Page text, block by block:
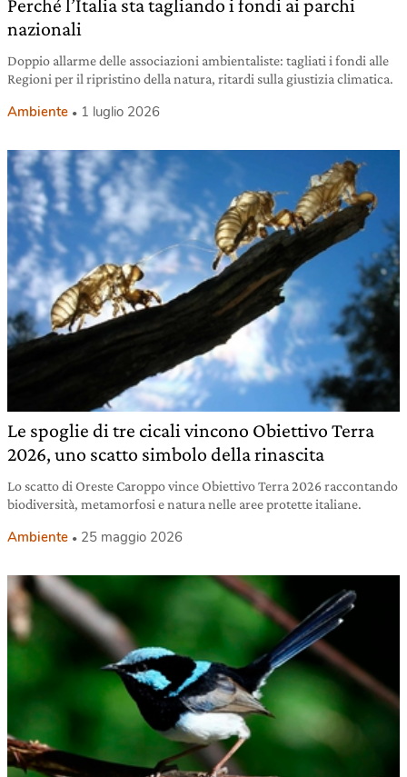
Perché l’Italia sta tagliando i fondi ai parchi
nazionali
Doppio allarme delle associazioni ambientaliste: tagliati i fondi alle
Regioni per il ripristino della natura, ritardi sulla giustizia climatica.
Ambiente 1 luglio 2026
Le spoglie di tre cicali vincono Obiettivo Terra
2026, uno scatto simbolo della rinascita
Lo scatto di Oreste Caroppo vince Obiettivo Terra 2026 raccontando
biodiversità, metamorfosi e natura nelle aree protette italiane.
Ambiente 25 maggio 2026